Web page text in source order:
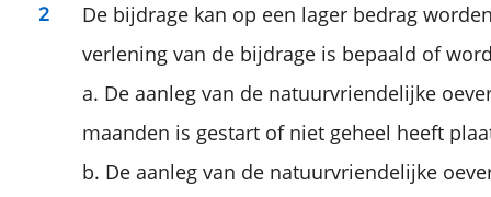
De bijdrage kan op een lager bedrag
verlening van de bijdrage is bepaald of
a. De aanleg van de natuurvriendelijke
maanden is gestart of niet geheel heeft
b. De aanleg van de natuurvriendelijke